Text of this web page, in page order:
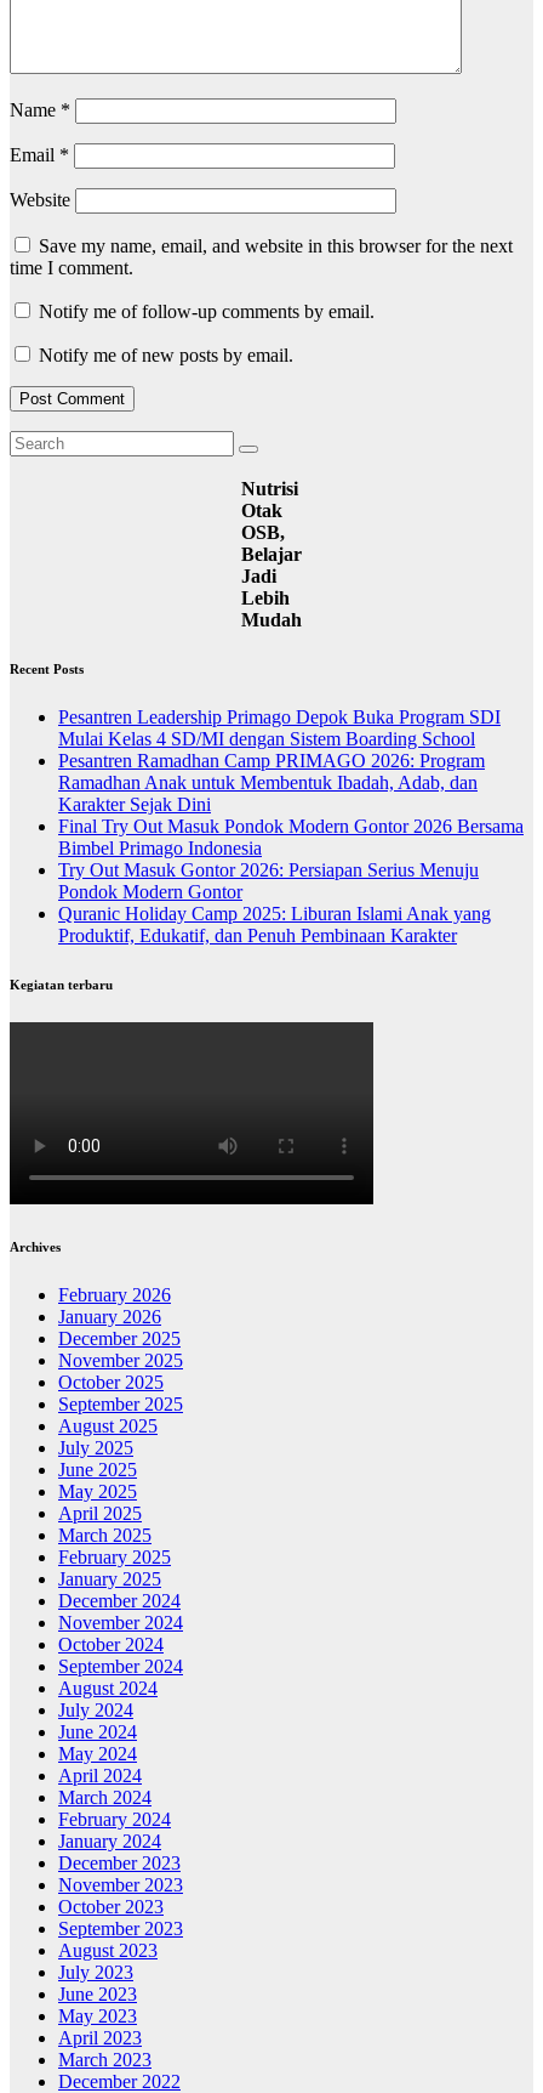
Name *
Email *
Website
Save my name, email, and website in this browser for the next
time I comment.
Notify me of follow-up comments by email.
Notify me of new posts by email.
Nutrisi
Otak
OSB,
Belajar
Jadi
Lebih
Mudah
Recent Posts
Pesantren Leadership Primago Depok Buka Program SDI
Mulai Kelas 4 SD/MI dengan Sistem Boarding School
Pesantren Ramadhan Camp PRIMAGO 2026: Program
Ramadhan Anak untuk Membentuk Ibadah, Adab, dan
Karakter Sejak Dini
Final Try Out Masuk Pondok Modern Gontor 2026 Bersama
Bimbel Primago Indonesia
Try Out Masuk Gontor 2026: Persiapan Serius Menuju
Pondok Modern Gontor
Quranic Holiday Camp 2025: Liburan Islami Anak yang
Produktif, Edukatif, dan Penuh Pembinaan Karakter
Kegiatan terbaru
Archives
February 2026
January 2026
December 2025
November 2025
October 2025
September 2025
August 2025
July 2025
June 2025
May 2025
April 2025
March 2025
February 2025
January 2025
December 2024
November 2024
October 2024
September 2024
August 2024
July 2024
June 2024
May 2024
April 2024
March 2024
February 2024
January 2024
December 2023
November 2023
October 2023
September 2023
August 2023
July 2023
June 2023
May 2023
April 2023
March 2023
December 2022